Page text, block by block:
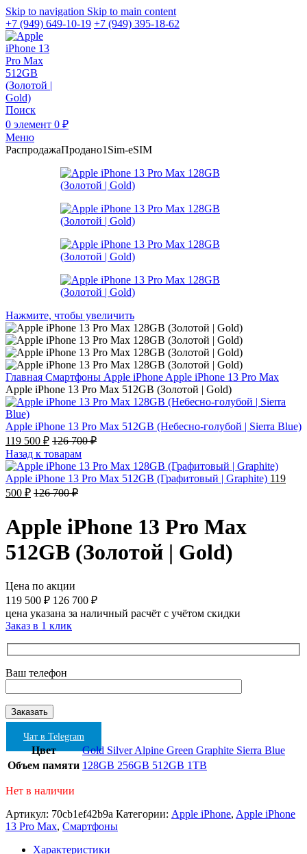
Skip to navigation Skip to main content
+7 (949) 649-10-19 +7 (949) 395-18-62
Поиск
0 элемент 0 ₽
Меню
РаспродажаПродано1Sim-eSIM
Нажмите, чтобы увеличить
Главная Смартфоны Apple iPhone Apple iPhone 13 Pro Max
Apple iPhone 13 Pro Max 512GB (Золотой | Gold)
Apple iPhone 13 Pro Max 512GB (Небесно-голубой | Sierra Blue)
119 500 ₽ 126 700₽
Назад к товарам
Apple iPhone 13 Pro Max 512GB (Графитовый | Graphite) 119
500 ₽ 126 700₽
Apple iPhone 13 Pro Max
512GB (Золотой | Gold)
Цена по акции
119 500 ₽ 126 700 ₽
цена указана за наличный расчёт с учётом скидки
Заказ в 1 клик
Ваш телефон
Чат в Telegram
Цвет Gold SilverAlpine Green Graphite Sierra Blue
Объем памяти 128GB 256GB 512GB 1TB
Нет в наличии
Артикул: 70cb1ef42b9a Категории: Apple iPhone, Apple iPhone
13 Pro Max, Смартфоны
Характеристики